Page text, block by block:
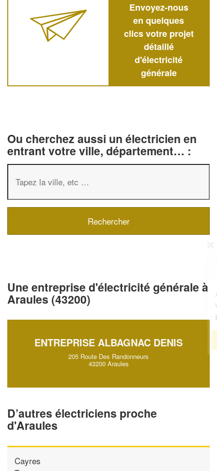
Envoyez-nous
en quelques
clics votre projet
détaillé
d'électricité
générale
Ou cherchez aussi un électricien en
entrant votre ville, département… :
Une entreprise d'électricité générale à
Araules (43200)
ENTREPRISE ALBAGNAC DENIS
205 Route Des Randonneurs
43200 Araules
D’autres électriciens proche
d'Araules
Cayres
Augmentez votrechiffre d'affaireset
vosmarges
nouveaux clients
En savoir plus